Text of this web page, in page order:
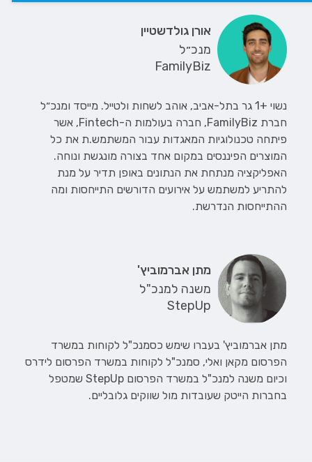
אורן גולדשטיין
מנכ״ל
FamilyBiz
נשוי +1 גר בתל-אביב, אוהב לשחות ולטייל. מייסד ומנכ״ל
חברת FamilyBiz, חברה בעולמות ה-Fintech, אשר
פיתחה טכנולוגיות המאגדות עבור המשתמש.ת את כל
המוצרים הפיננסים במקום אחד בצורה מונגשת ונוחה.
האפליקציה מנתחת את הנתונים באופן תדיר על מנת
להתריע למשתמש על אירועים הדורשים התייחסות ומה
ההתייחסות הנדרשת.
מתן אברמוביץ'
משנה למנכ"ל
StepUp
מתן אברמוביץ' בעברו שימש כסמנכ"ל לקוחות במשרד
הפרסום מקאן ואלי, סמנכ"ל לקוחות במשרד הפרסום לידרס
וכיום משנה למנכ"ל במשרד הפרסום StepUp שמטפל
בחברות הייטק שעובדות מול שווקים גלובליים.